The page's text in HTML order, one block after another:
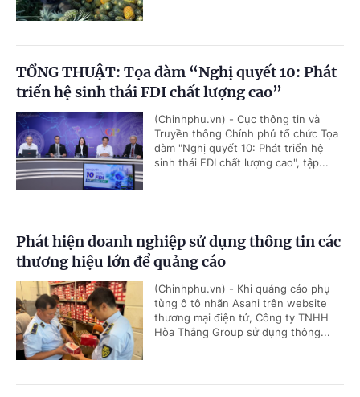
TỔNG THUẬT: Tọa đàm “Nghị quyết 10: Phát
triển hệ sinh thái FDI chất lượng cao”
(Chinhphu.vn) - Cục thông tin và
Truyền thông Chính phủ tổ chức Tọa
đàm "Nghị quyết 10: Phát triển hệ
sinh thái FDI chất lượng cao", tập...
Phát hiện doanh nghiệp sử dụng thông tin các
thương hiệu lớn để quảng cáo
(Chinhphu.vn) - Khi quảng cáo phụ
tùng ô tô nhãn Asahi trên website
thương mại điện tử, Công ty TNHH
Hòa Thắng Group sử dụng thông...